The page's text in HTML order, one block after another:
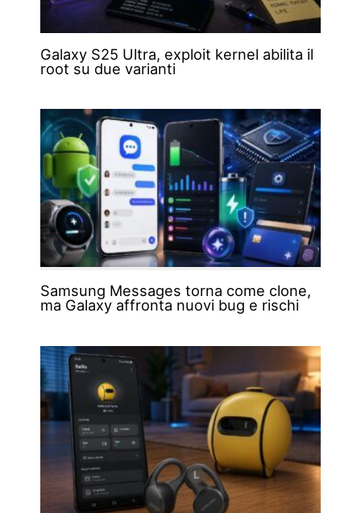
Galaxy S25 Ultra, exploit kernel abilita il
root su due varianti
Samsung Messages torna come clone,
ma Galaxy affronta nuovi bug e rischi